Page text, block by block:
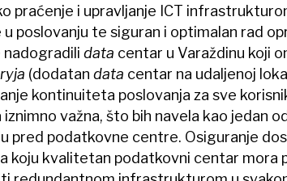
praćenje i upravljanje ICT
poslovanju te siguran i optimalan rad
nadogradili data centar u Varaždinu koji
(dodatan data centar na udaljenoj
kontinuiteta poslovanja za sve
iznimno važna, što bih navela kao jedan
pred podatkovne centre. Osiguranje
koju kvalitetan podatkovni centar mora